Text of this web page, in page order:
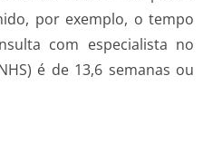
por exemplo, o tempo
com especialista no
é de 13,6 semanas ou